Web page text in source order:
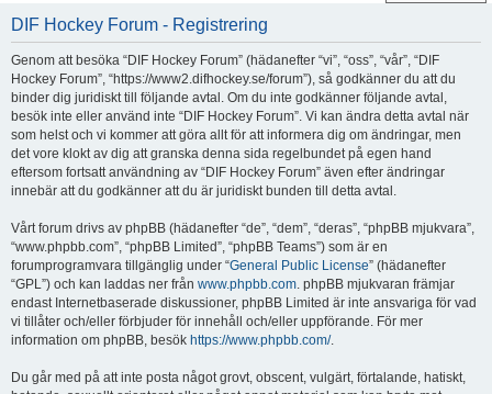
DIF Hockey Forum - Registrering
Genom att besöka “DIF Hockey Forum” (hädanefter “vi”, “oss”, “vår”, “DIF
Hockey Forum”, “https://www2.difhockey.se/forum”), så godkänner du att du
binder dig juridiskt till följande avtal. Om du inte godkänner följande avtal,
besök inte eller använd inte “DIF Hockey Forum”. Vi kan ändra detta avtal när
som helst och vi kommer att göra allt för att informera dig om ändringar, men
det vore klokt av dig att granska denna sida regelbundet på egen hand
eftersom fortsatt användning av “DIF Hockey Forum” även efter ändringar
innebär att du godkänner att du är juridiskt bunden till detta avtal.
Vårt forum drivs av phpBB (hädanefter “de”, “dem”, “deras”, “phpBB mjukvara”,
“www.phpbb.com”, “phpBB Limited”, “phpBB Teams”) som är en
forumprogramvara tillgänglig under “General Public License” (hädanefter
“GPL”) och kan laddas ner från www.phpbb.com. phpBB mjukvaran främjar
endast Internetbaserade diskussioner, phpBB Limited är inte ansvariga för vad
vi tillåter och/eller förbjuder för innehåll och/eller uppförande. För mer
information om phpBB, besök https://www.phpbb.com/.
Du går med på att inte posta något grovt, obscent, vulgärt, förtalande, hatiskt,